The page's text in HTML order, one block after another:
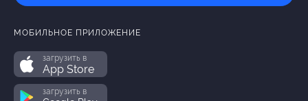
МОБИЛЬНОЕ ПРИЛОЖЕНИЕ
загрузить в
App Store
загрузить в